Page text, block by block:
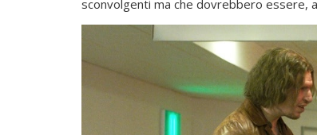
sconvolgenti ma che dovrebbero essere,